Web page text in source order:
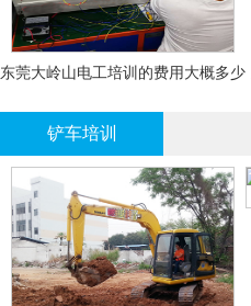
东莞大岭山电工培训的费用大概多少
铲车培训